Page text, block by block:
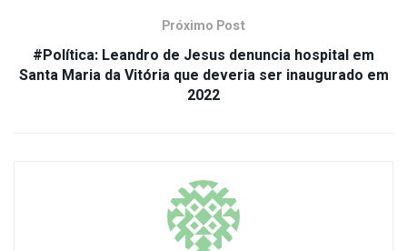
Próximo Post
#Política: Leandro de Jesus denuncia hospital em
Santa Maria da Vitória que deveria ser inaugurado em
2022